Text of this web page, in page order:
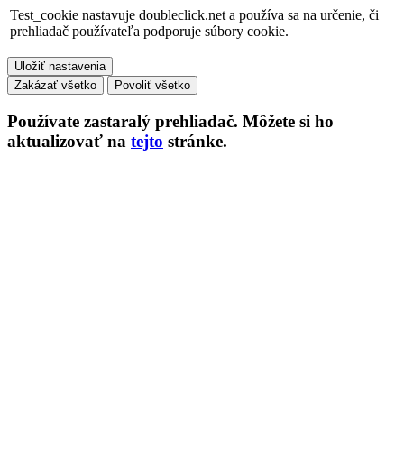
Test_cookie nastavuje doubleclick.net a používa sa na určenie, či
prehliadač používateľa podporuje súbory cookie.
Uložiť nastavenia
Zakázať všetko
Povoliť všetko
Používate zastaralý prehliadač. Môžete si ho
aktualizovať na tejto stránke.